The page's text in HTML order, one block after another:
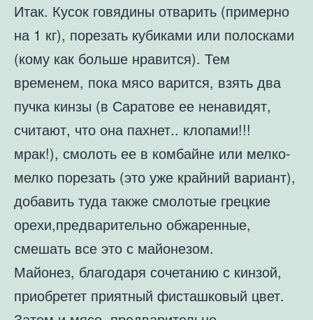
Итак. Кусок говядины отварить (примерно
на 1 кг), порезать кубиками или полосками
(кому как больше нравится). Тем
временем, пока мясо варится, взять два
пучка кинзы (в Саратове ее ненавидят,
считают, что она пахнет.. клопами!!!
мрак!), смолоть ее в комбайне или мелко-
мелко порезать (это уже крайний вариант),
добавить туда также смолотые грецкие
орехи,предварительно обжаренные,
смешать все это с майонезом.
Майонез, благодаря сочетанию с кинзой,
приобретет приятный фисташковый цвет.